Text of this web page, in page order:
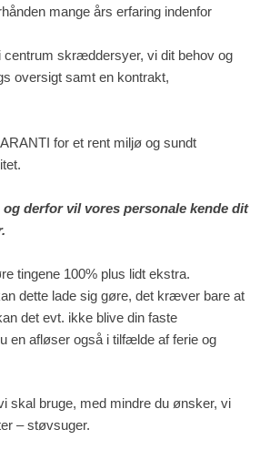
mange års erfaring indenfor
centrum skræddersyer, vi dit behov og
oversigt samt en kontrakt,
for et rent miljø og sundt
og derfor vil vores personale kende dit
tingene 100% plus lidt ekstra.
dette lade sig gøre, det kræver bare at
det evt. ikke blive din faste
en afløser også i tilfælde af ferie og
skal bruge, med mindre du ønsker, vi
– støvsuger.